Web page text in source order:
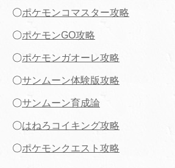
〇ポケモンコマスター攻略
〇ポケモンGO攻略
〇ポケモンガオーレ攻略
〇サンムーン体験版攻略
〇サンムーン育成論
〇はねろコイキング攻略
〇ポケモンクエスト攻略